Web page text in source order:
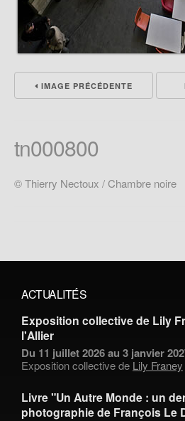
IMAGE PRÉCÉDENTE
tn000800
© Thierry Nectoux / Chambre noire
ACTUALITÉS
Exposition collective de Lily
l'Allier
Du 11 juillet 2026 au 3 janvier
Exposition collective de Lily Franey
Livre "Un Autre Monde : un
photographie de François Le